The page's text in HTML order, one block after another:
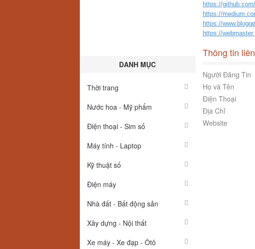
DANH MỤC
Thời trang
Nước hoa - Mỹ phẩm
Điện thoại - Sim số
Máy tính - Laptop
Kỹ thuật số
Điện máy
Nhà đất - Bất động sản
Xây dựng - Nội thất
Xe máy - Xe đạp - Ôtô
https://
https://
https://
https://
Thông tin
Người Đăng Tin
Họ và Tên
Điện Thoại
Địa Chỉ
Website